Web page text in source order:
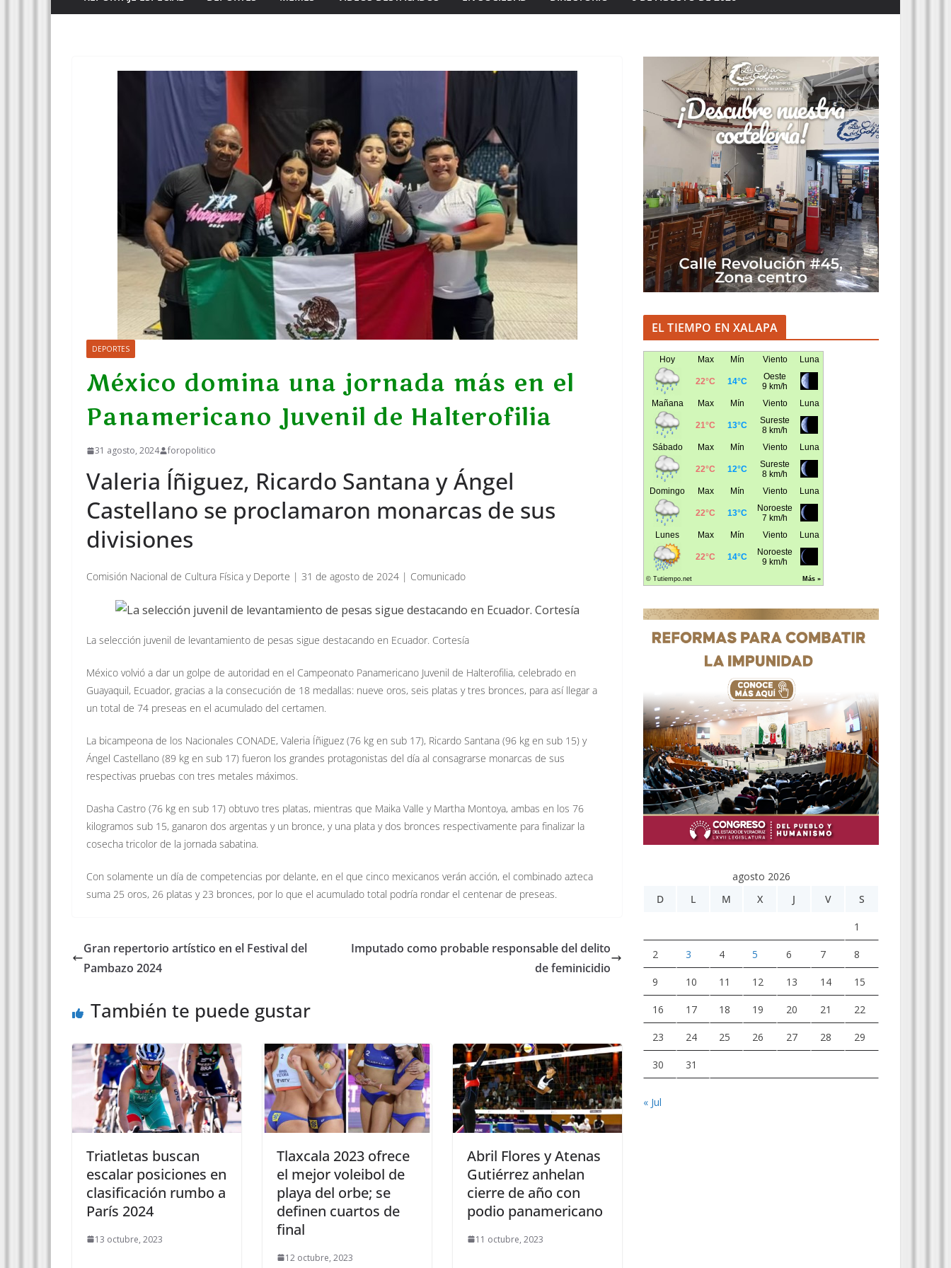
DEPORTES
México domina una jornada más en el
Panamericano Juvenil de Halterofilia
31 agosto, 2024 foropolitico
Valeria Íñiguez, Ricardo Santana y Ángel
Castellano se proclamaron monarcas de sus
divisiones
Comisión Nacional de Cultura Física y Deporte | 31 de agosto de 2024 | Comunicado
La selección juvenil de levantamiento de pesas sigue destacando en Ecuador. Cortesía
México volvió a dar un golpe de autoridad en el Campeonato Panamericano Juvenil de Halterofilia, celebrado en
Guayaquil, Ecuador, gracias a la consecución de 18 medallas: nueve oros, seis platas y tres bronces, para así llegar a
un total de 74 preseas en el acumulado del certamen.
La bicampeona de los Nacionales CONADE, Valeria Íñiguez (76 kg en sub 17), Ricardo Santana (96 kg en sub 15) y
Ángel Castellano (89 kg en sub 17) fueron los grandes protagonistas del día al consagrarse monarcas de sus
respectivas pruebas con tres metales máximos.
Dasha Castro (76 kg en sub 17) obtuvo tres platas, mientras que Maika Valle y Martha Montoya, ambas en los 76
kilogramos sub 15, ganaron dos argentas y un bronce, y una plata y dos bronces respectivamente para finalizar la
cosecha tricolor de la jornada sabatina.
Con solamente un día de competencias por delante, en el que cinco mexicanos verán acción, el combinado azteca
suma 25 oros, 26 platas y 23 bronces, por lo que el acumulado total podría rondar el centenar de preseas.
Gran repertorio artístico en el Festival del
Pambazo 2024
Imputado como probable responsable del delito
de feminicidio
También te puede gustar
Triatletas buscan
escalar posiciones en
clasificación rumbo a
París 2024
13 octubre, 2023
Tlaxcala 2023 ofrece
el mejor voleibol de
playa del orbe; se
definen cuartos de
final
12 octubre, 2023
Abril Flores y Atenas
Gutiérrez anhelan
cierre de año con
podio panamericano
11 octubre, 2023
EL TIEMPO EN XALAPA
agosto 2026
D
L M X J V S
1
2 3 4 5 6 7 8
9 10 11 12 13 14 15
16 17 18 19 20 21 22
23 24 25 26 27 28 29
30 31
« Jul